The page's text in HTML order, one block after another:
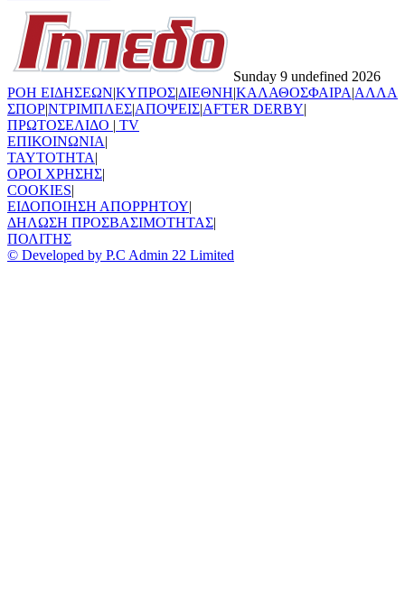
Sunday 9 undefined 2026
ΡΟΗ ΕΙΔΗΣΕΩΝ|ΚΥΠΡΟΣ|ΔΙΕΘΝΗ|ΚΑΛΑΘΟΣΦΑΙΡΑ|ΑΛΛΑ
ΣΠΟΡ|ΝΤΡΙΜΠΛΕΣ|ΑΠΟΨΕΙΣ|AFTER DERBY|
ΠΡΩΤΟΣΕΛΙΔΟ | TV
ΕΠΙΚΟΙΝΩΝΙΑ|
TAYTOTHTA|
ΟΡΟΙ ΧΡΗΣΗΣ|
COOKIES|
ΕΙΔΟΠΟΙΗΣΗ ΑΠΟΡΡΗΤΟΥ|
ΔΗΛΩΣΗ ΠΡΟΣΒΑΣΙΜΟΤΗΤΑΣ|
ΠΟΛΙΤΗΣ
© Developed by P.C Admin 22 Limited